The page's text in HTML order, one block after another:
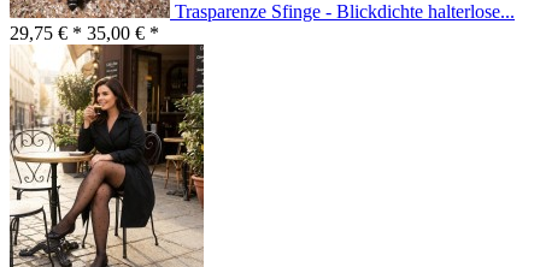
Trasparenze Sfinge - Blickdichte halterlose...
29,75 € * 35,00 € *